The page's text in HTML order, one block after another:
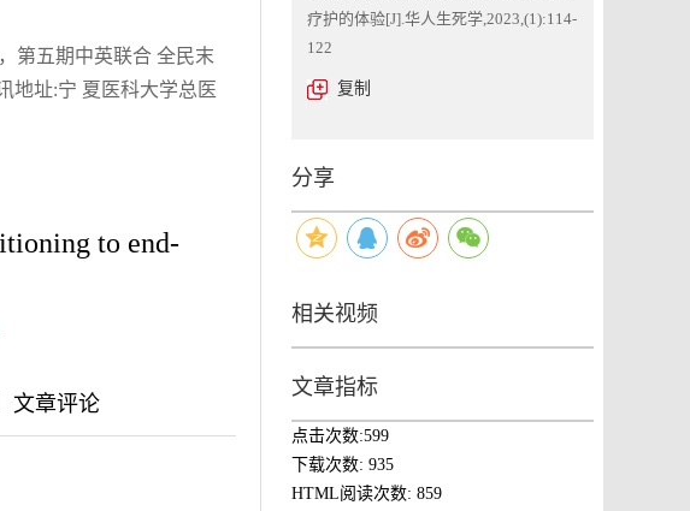
第五期中英联合 全民末
地址:宁 夏医科大学总医
to end-
文章评论
疗护的体验[J].华人生死学,2023,(1):114-
122
复制
分享
相关视频
文章指标
点击次数:599
下载次数: 935
HTML阅读次数: 859